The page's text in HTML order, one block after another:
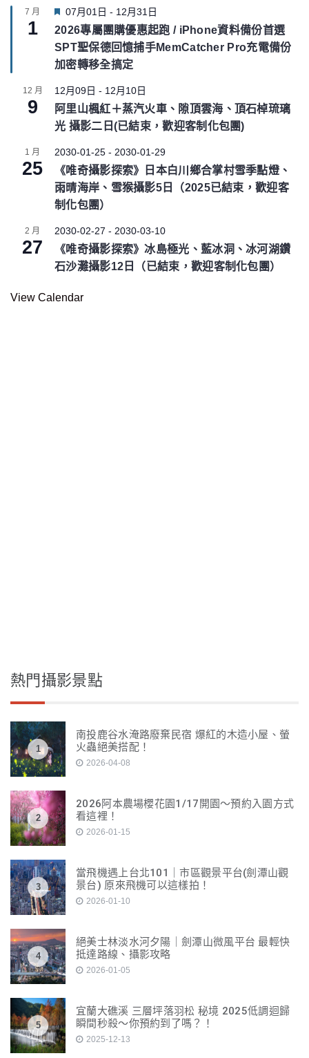
r
e
d
7 月
1
F
e
a
t
u
e
d
07月01日 - 12月31日
2026專屬團購優惠起跑 / iPhone資料備份首選
SPT聖保德回憶捕手MemCatcher Pro充電備份
加密轉移全搞定
12 月
9
12月09日 - 12月10日
阿里山楓紅＋蒸汽火車、隙頂雲海、頂石棹琉璃
光 攝影二日(已結束，歡迎客制化包團)
1 月
25
2030-01-25 - 2030-01-29
《唯奇攝影探索》日本白川鄉合掌村雪季點燈、
雨晴海岸、雪猴攝影5日（2025已結束，歡迎客
制化包團）
2 月
27
2030-02-27 - 2030-03-10
《唯奇攝影探索》冰島極光、藍冰洞、冰河湖鑽
石沙灘攝影12日（已結束，歡迎客制化包團）
View Calendar
熱門攝影景點
1
南投鹿谷水淹路廢棄民宿 爆紅的木造小屋、螢
火蟲絕美搭配！
2026-04-08
2
2026阿本農場櫻花園1/17開園～預約入園方式
看這裡！
2026-01-15
3
當飛機遇上台北101｜市區觀景平台(劍潭山觀
景台) 原來飛機可以這樣拍！
2026-01-10
4
絕美士林淡水河夕陽｜劍潭山微風平台 最輕快
抵達路線、攝影攻略
2026-01-05
5
宜蘭大礁溪 三層坪落羽松 秘境 2025低調迴歸
瞬間秒殺～你預約到了嗎？！
2025-12-13